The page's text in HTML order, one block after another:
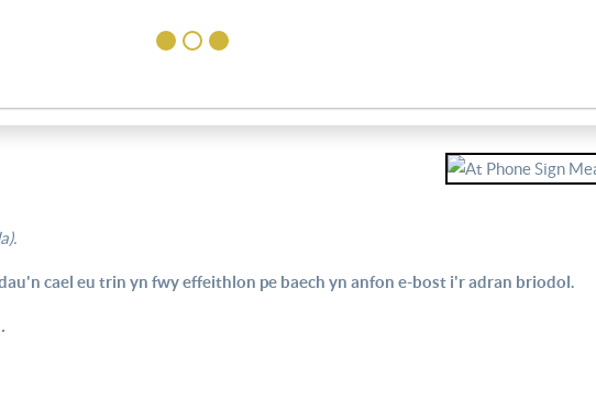
cael eu trin yn fwy effeithlon pe baech yn anfon e-bost i'r adran briodol.
.